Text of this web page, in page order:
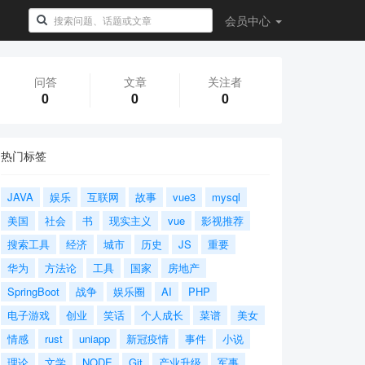
会员中心
问答
0
文章
0
关注者
0
热门标签
JAVA 娱乐 互联网 故事 vue3
mysql
美国
社会 书 现实主义 vue
影视推荐
搜索工具
经济 城市 历史 JS
重要
华为
方法论 工具 国家
房地产
SpringBoot
战争 娱乐圈 AI
PHP
电子游戏
创业 笑话 个人成长 菜谱
美女
情感
rust uniapp 新冠疫情 事件
小说